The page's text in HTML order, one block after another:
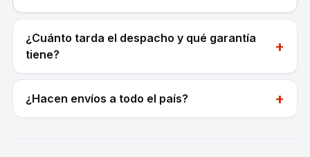
¿Cuánto tarda el despacho y qué garantía
tiene?
+
¿Hacen envíos a todo el país? +